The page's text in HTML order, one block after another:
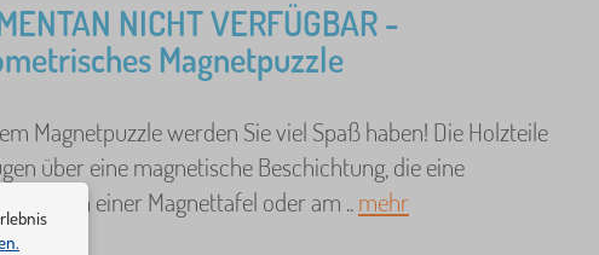
NICHT VERFÜGBAR -
Magnetpuzzle
Magnetpuzzle werden Sie viel Spaß haben! Die Holzteile
über eine magnetische Beschichtung, die eine
an einer Magnettafel oder am ..mehr